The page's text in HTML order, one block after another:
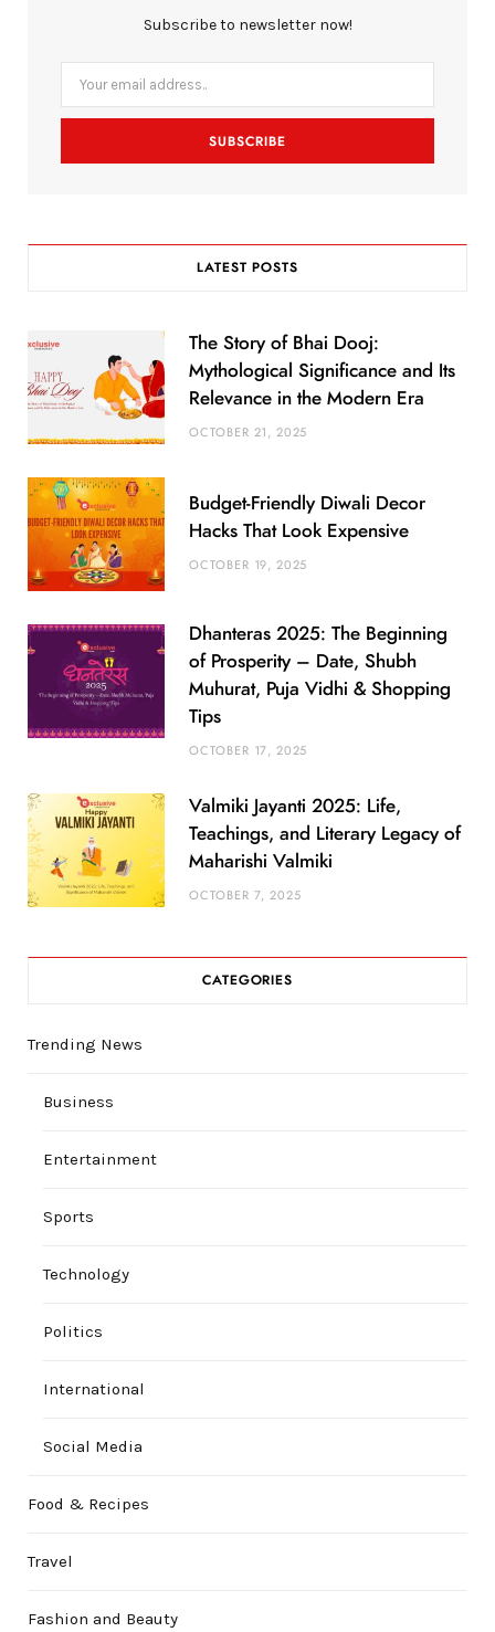
k
a
Subscribe to newsletter now!
LATEST POSTS
The Story of Bhai Dooj:
Mythological Significance and Its
Relevance in the Modern Era
OCTOBER 21, 2025
Budget-Friendly Diwali Decor
Hacks That Look Expensive
OCTOBER 19, 2025
Dhanteras 2025: The Beginning
of Prosperity – Date, Shubh
Muhurat, Puja Vidhi & Shopping
Tips
OCTOBER 17, 2025
Valmiki Jayanti 2025: Life,
Teachings, and Literary Legacy of
Maharishi Valmiki
OCTOBER 7, 2025
CATEGORIES
Trending News
Business
Entertainment
Sports
Technology
Politics
International
Social Media
Food & Recipes
Travel
Fashion and Beauty